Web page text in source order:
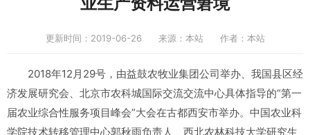
更新时间：2019-06-26 来源：本站 作者：本站
2018年12月29号，由益鼓农牧业集团公司举办、我国县区经
济发展研究会、北京市农科城国际交流交流中心具体指导的“第一
届农业综合性服务项目峰会”大会在古都西安市举办。中国农业科
学院技术转移管理中心郭秋雨负责人、西北农林科技大学研究生